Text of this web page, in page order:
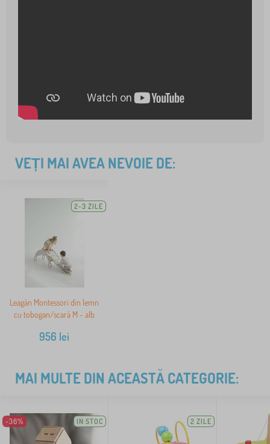
VEȚI MAI AVEA NEVOIE DE:
2-3 ZILE
Leagăn Montessori din lemn
cu tobogan/scară M - alb
956 lei
MAI MULTE DIN ACEASTĂ CATEGORIE:
-36% IN STOC 2 ZILE